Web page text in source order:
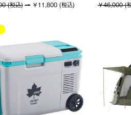
(税込) ￥11,800 (税込) ￥46,000 (